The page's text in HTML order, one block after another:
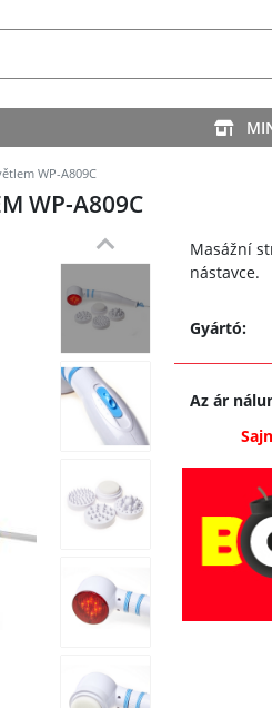
WP-A809C
WP-A809C
Masážní
nástavce.
Gyártó:
Az ár